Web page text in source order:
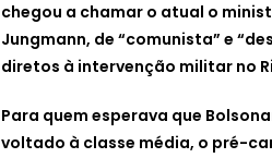
chegou a chamar o atual o
Jungmann, de “comunista” e
diretos à intervenção militar no
Para quem esperava que
voltado à classe média, o pré-